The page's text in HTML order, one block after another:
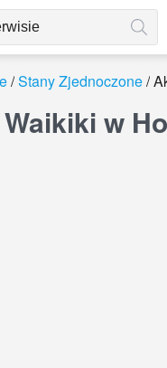
Stany Zjednoczone
w